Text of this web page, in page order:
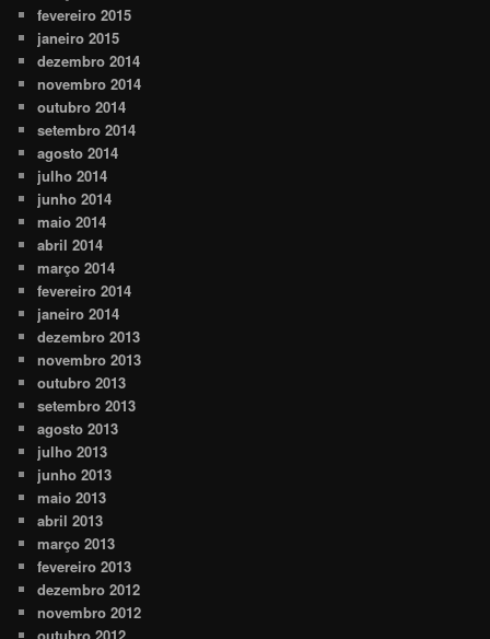
fevereiro 2015
janeiro 2015
dezembro 2014
novembro 2014
outubro 2014
setembro 2014
agosto 2014
julho 2014
junho 2014
maio 2014
abril 2014
março 2014
fevereiro 2014
janeiro 2014
dezembro 2013
novembro 2013
outubro 2013
setembro 2013
agosto 2013
julho 2013
junho 2013
maio 2013
abril 2013
março 2013
fevereiro 2013
dezembro 2012
novembro 2012
outubro 2012